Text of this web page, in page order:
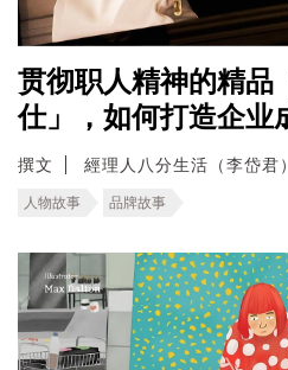
贯彻职人精神的精品
仕」，如何打造企业
撰文 經理人八分生活（李岱君）
人物故事 品牌故事